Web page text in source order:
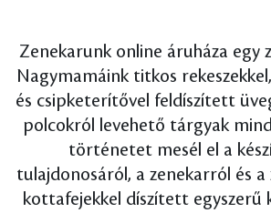
Zenekarunk online áruháza egy
Nagymamáink titkos
és csipketerítővel feldíszített
polcokról levehető tárgyak
történetet mesél el a
tulajdonosáról, a zenekarról és a
kottafejekkel díszített egyszerű